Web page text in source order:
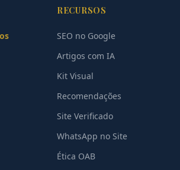
RECURSOS
SEO no Google
Artigos com IA
Kit Visual
Recomendações
Site Verificado
WhatsApp no Site
Ética OAB